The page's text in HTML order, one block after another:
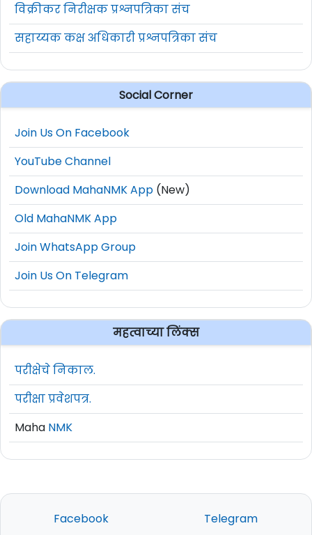
विक्रीकर निरीक्षक प्रश्नपत्रिका संच
सहाय्यक कक्ष अधिकारी प्रश्नपत्रिका संच
Social Corner
Join Us On Facebook
YouTube Channel
Download MahaNMK App (New)
Old MahaNMK App
Join WhatsApp Group
Join Us On Telegram
महत्वाच्या लिंक्स
परीक्षेचे निकाल.
परीक्षा प्रवेशपत्र.
Maha NMK
Facebook Telegram